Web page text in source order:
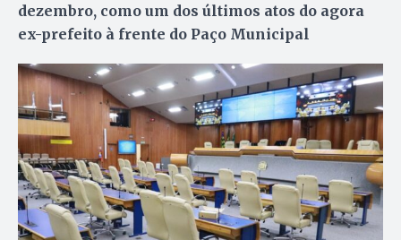
dezembro, como um dos últimos atos do agora
ex-prefeito à frente do Paço Municipal